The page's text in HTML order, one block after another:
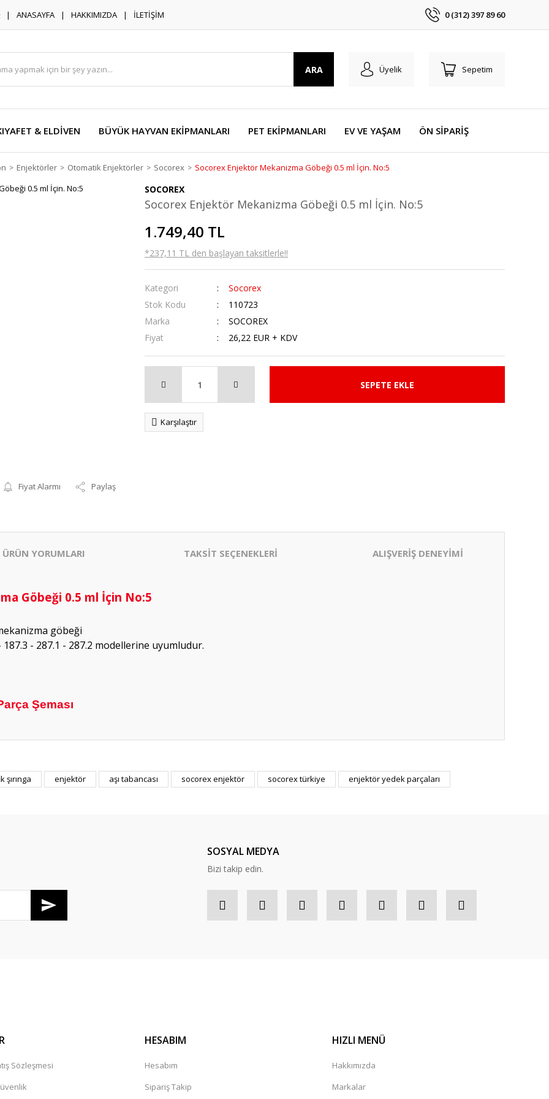
ANASAYFA HAKKIMIZDA İLETİŞİM 0 (312) 397 89 60
ARA Üyelik Sepetim
& ELDİVEN BÜYÜK HAYVAN EKİPMANLARI PET EKİPMANLARI EV VE YAŞAM ÖN SİPARİŞ
Enjektörler Otomatik Enjektörler Socorex Socorex Enjektör Mekanizma Göbeği 0.5 ml İçin. No:5
Fiyat Alarmı Paylaş
SOCOREX
Socorex Enjektör Mekanizma Göbeği 0.5 ml İçin. No:5
1.749,40 TL
*237,11 TL den başlayan taksitlerle!!
Kategori
Socorex
Stok Kodu
110723
Marka
SOCOREX
Fiyat
26,22 EUR + KDV
SEPETE EKLE
Karşılaştır
ÜRÜN YORUMLARI TAKSİT SEÇENEKLERİ ALIŞVERİŞ DENEYİMİ
Göbeği 0.5 ml İçin No:5
göbeği
187.3 - 287.1 - 287.2 modellerine uyumludur.
Şeması
Bu ürüne ilk yorumu siz yapın!
şırınga enjektör aşı tabancası socorex enjektör socorex türkiye enjektör yedek parçaları
SOSYAL MEDYA
Bizi takip edin.
Sözleşmesi
HESABIM
Hesabım
Sipariş Takip
HIZLI MENÜ
Hakkımızda
Markalar